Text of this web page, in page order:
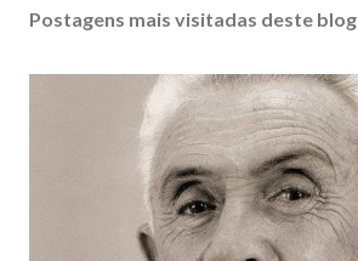
Postagens mais visitadas deste blog